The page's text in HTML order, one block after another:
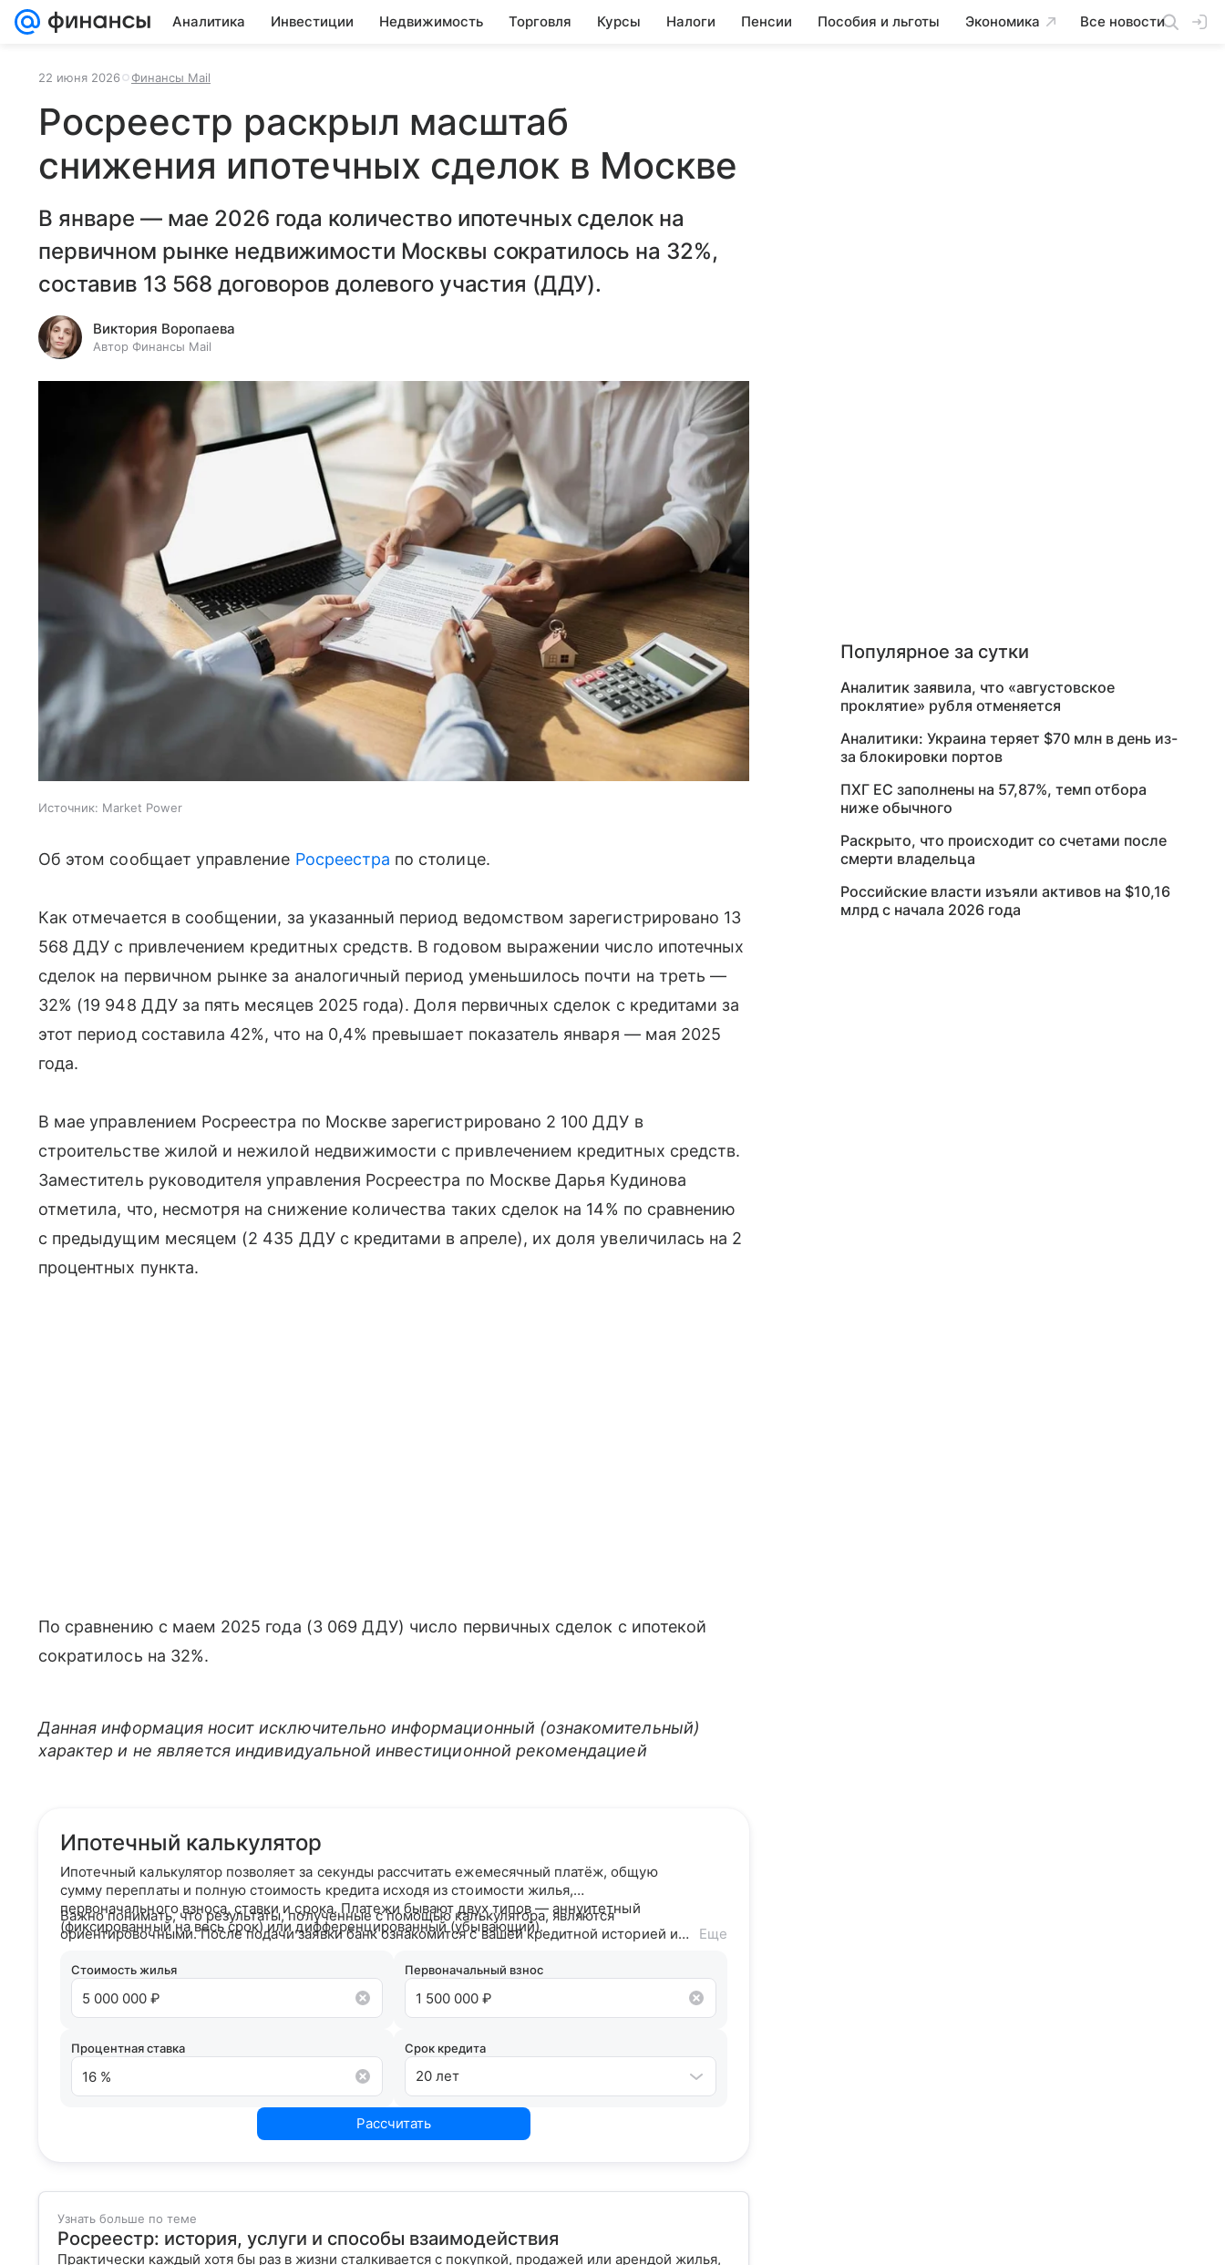
Аналитика Инвестиции Недвижимость Торговля Курсы Налоги Пенсии Пособия и льготы Экономика Все новости
22 июня 2026 Финансы Mail
Росреестр раскрыл масштаб
снижения ипотечных сделок в Москве
В январе — мае 2026 года количество ипотечных сделок на
первичном рынке недвижимости Москвы сократилось на 32%,
составив 13 568 договоров долевого участия (ДДУ).
Виктория Воропаева
Автор Финансы Mail
Источник: Market Power
Об этом сообщает управление Росреестра по столице.
Как отмечается в сообщении, за указанный период ведомством зарегистрировано 13
568 ДДУ с привлечением кредитных средств. В годовом выражении число ипотечных
сделок на первичном рынке за аналогичный период уменьшилось почти на треть —
32% (19 948 ДДУ за пять месяцев 2025 года). Доля первичных сделок с кредитами за
этот период составила 42%, что на 0,4% превышает показатель января — мая 2025
года.
В мае управлением Росреестра по Москве зарегистрировано 2 100 ДДУ в
строительстве жилой и нежилой недвижимости с привлечением кредитных средств.
Заместитель руководителя управления Росреестра по Москве Дарья Кудинова
отметила, что, несмотря на снижение количества таких сделок на 14% по сравнению
с предыдущим месяцем (2 435 ДДУ с кредитами в апреле), их доля увеличилась на 2
процентных пункта.
По сравнению с маем 2025 года (3 069 ДДУ) число первичных сделок с ипотекой
сократилось на 32%.
Данная информация носит исключительно информационный (ознакомительный)
характер и не является индивидуальной инвестиционной рекомендацией
Ипотечный калькулятор
Ипотечный калькулятор позволяет за секунды рассчитать ежемесячный платёж, общую
сумму переплаты и полную стоимость кредита исходя из стоимости жилья,
первоначального взноса, ставки и срока. Платежи бывают двух типов — аннуитетный
(фиксированный на весь срок) или дифференцированный (убывающий).
Важно понимать, что результаты, полученные с помощью калькулятора, являются
ориентировочными. После подачи заявки банк ознакомится с вашей кредитной историей и
условия сотрудничества.
Еще
Стоимость жилья Первоначальный взнос
Процентная ставка Срок кредита
20 лет
Рассчитать
Узнать больше по теме
Росреестр: история, услуги и способы взаимодействия
Практически каждый хотя бы раз в жизни сталкивается с покупкой, продажей или арендой жилья,
Популярное за сутки
Аналитик заявила, что «августовское
проклятие» рубля отменяется
Аналитики: Украина теряет $70 млн в день из-
за блокировки портов
ПХГ ЕС заполнены на 57,87%, темп отбора
ниже обычного
Раскрыто, что происходит со счетами после
смерти владельца
Российские власти изъяли активов на $10,16
млрд с начала 2026 года